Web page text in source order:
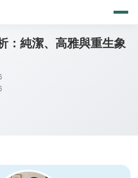
：純潔、高雅與重生象